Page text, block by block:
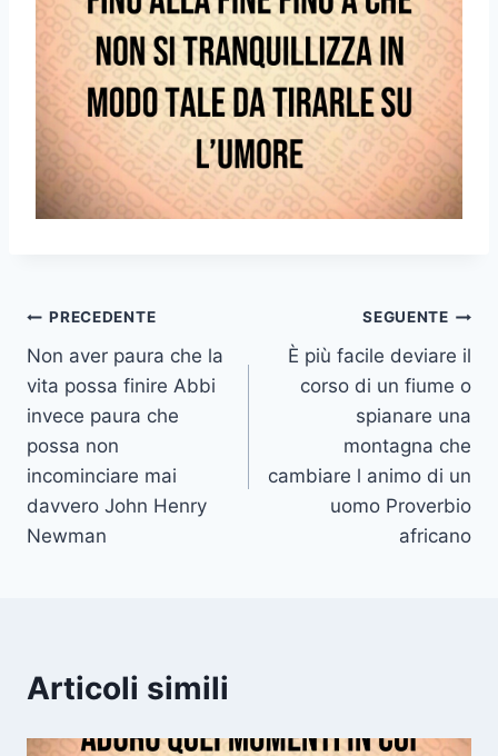
Navigazione
articoli
PRECEDENTE
Non aver paura che la
vita possa finire Abbi
invece paura che
possa non
incominciare mai
davvero John Henry
Newman
SEGUENTE
È più facile deviare il
corso di un fiume o
spianare una
montagna che
cambiare l animo di un
uomo Proverbio
africano
Articoli simili